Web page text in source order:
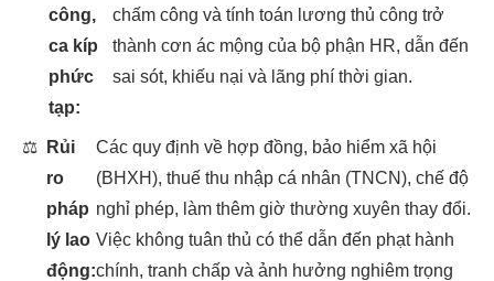
công,
ca kíp
phức
tạp:
chấm công và tính toán lương thủ công trở
thành cơn ác mộng của bộ phận HR, dẫn đến
sai sót, khiếu nại và lãng phí thời gian.
⚖️
Rủi
ro
pháp
lý lao
động:
Các quy định về hợp đồng, bảo hiểm xã hội
(BHXH), thuế thu nhập cá nhân (TNCN), chế độ
nghỉ phép, làm thêm giờ thường xuyên thay đổi.
Việc không tuân thủ có thể dẫn đến phạt hành
chính, tranh chấp và ảnh hưởng nghiêm trọng